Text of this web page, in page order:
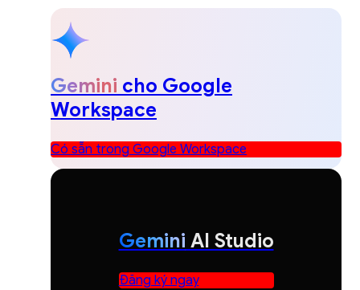
Gemini cho Google
Workspace
Có sẵn trong Google Workspace
Gemini AI Studio
Đăng ký ngay